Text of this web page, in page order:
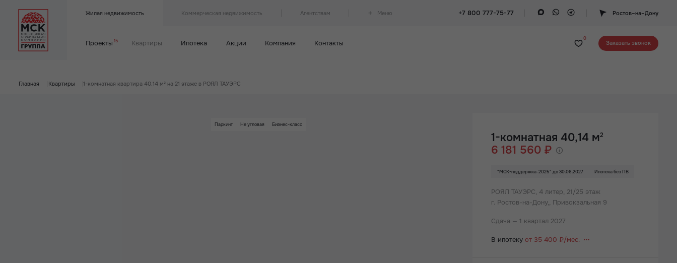
Жилая недвижимость Коммерческая недвижимость Агентствам Меню +7 800 777-75-77 Ростов–на–Дону
Проекты 15 Квартиры Ипотека Акции Компания Контакты
0
Заказать звонок
Главная Квартиры 1-комнатная квартира 40.14 м² на 21 этаже в РОЯЛ ТАУЭРС
Паркинг Не угловая Бизнес-класс
1-комнатная 40,14 м2
6 181 560 ₽
"МСК-поддержка-2025" до 30.06.2027 Ипотека без ПВ
РОЯЛ ТАУЭРС, 4 литер, 21/25 этаж
г. Ростов-на-Дону,, Привокзальная 9
Сдача — 1 квартал 2027
В ипотекуот 35 400 ₽/мес.